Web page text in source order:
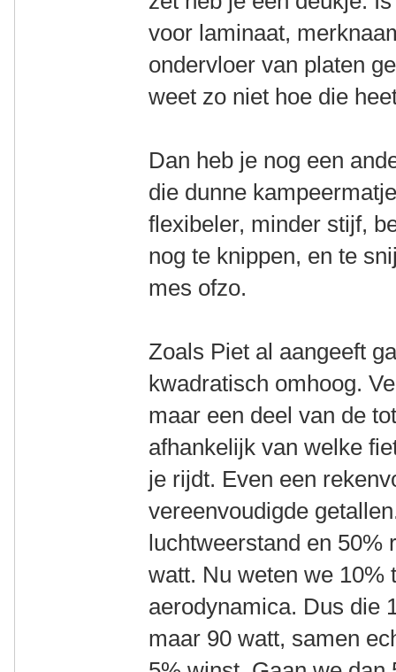
voor laminaat,
ondervloer van platen
weet zo niet hoe die
Dan heb je nog een
die dunne
flexibeler, minder stijf,
nog te knippen, en te
mes ofzo.
Zoals Piet al aangeeft
kwadratisch omhoog.
maar een deel van de
afhankelijk van welke
je rijdt. Even een
vereenvoudigde
luchtweerstand en 50%
watt. Nu weten we 10%
aerodynamica. Dus die
maar 90 watt, samen